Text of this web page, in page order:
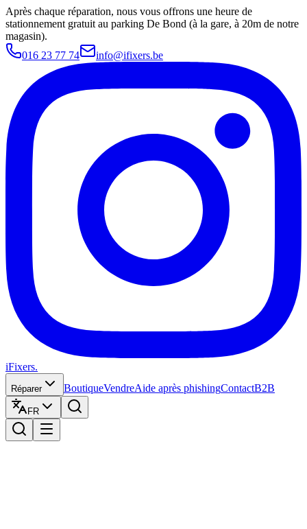
Après chaque réparation, nous vous offrons une heure de
stationnement gratuit au parking De Bond (à la gare, à 20m de notre
magasin).
016 23 77 74
info@ifixers.be
iFixers.
Réparer BoutiqueVendreAide après phishingContactB2B
FR